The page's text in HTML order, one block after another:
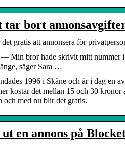
tar bort
gratis att annonsera för
Min bror hade skrivit mitt nummer i
säger Sara …
1996 i Skåne och är i dag en
kostar det mellan 15 och 30
och med nu blir det gratis.
ut en annons på